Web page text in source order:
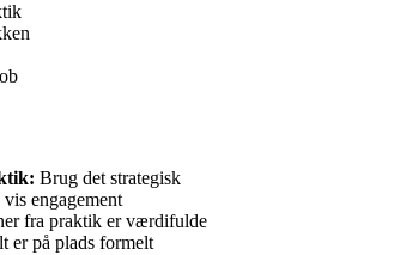
Brug det strategisk
engagement
fra praktik er værdifulde
er på plads formelt